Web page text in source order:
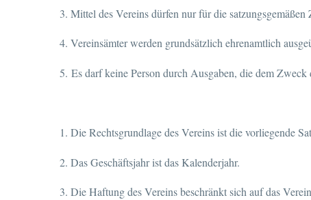
3. Mittel des Vereins dürfen nur für die
4. Vereinsämter werden grundsätzlich ehrenamtlich
5. Es darf keine Person durch Ausgaben, die dem
1. Die Rechtsgrundlage des Vereins ist die vorliegende
2. Das Geschäftsjahr ist das Kalenderjahr.
3. Die Haftung des Vereins beschränkt sich auf das